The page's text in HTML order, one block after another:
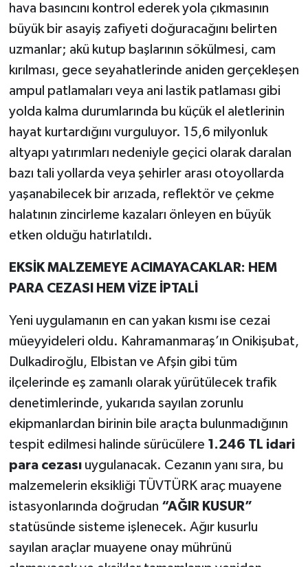
hava basıncını kontrol ederek yola çıkmasının
büyük bir asayiş zafiyeti doğuracağını belirten
uzmanlar; akü kutup başlarının sökülmesi, cam
kırılması, gece seyahatlerinde aniden gerçekleşen
ampul patlamaları veya ani lastik patlaması gibi
yolda kalma durumlarında bu küçük el aletlerinin
hayat kurtardığını vurguluyor. 15,6 milyonluk
altyapı yatırımları nedeniyle geçici olarak daralan
bazı tali yollarda veya şehirler arası otoyollarda
yaşanabilecek bir arızada, reflektör ve çekme
halatının zincirleme kazaları önleyen en büyük
etken olduğu hatırlatıldı.
EKSİK MALZEMEYE ACIMAYACAKLAR: HEM
PARA CEZASI HEM VİZE İPTALİ
Yeni uygulamanın en can yakan kısmı ise cezai
müeyyideleri oldu. Kahramanmaraş’ın Onikişubat,
Dulkadiroğlu, Elbistan ve Afşin gibi tüm
ilçelerinde eş zamanlı olarak yürütülecek trafik
denetimlerinde, yukarıda sayılan zorunlu
ekipmanlardan birinin bile araçta bulunmadığının
tespit edilmesi halinde sürücülere 1.246 TL idari
para cezasıuygulanacak. Cezanın yanı sıra, bu
malzemelerin eksikliği TÜVTÜRK araç muayene
istasyonlarında doğrudan “AĞIR KUSUR”
statüsünde sisteme işlenecek. Ağır kusurlu
sayılan araçlar muayene onay mührünü